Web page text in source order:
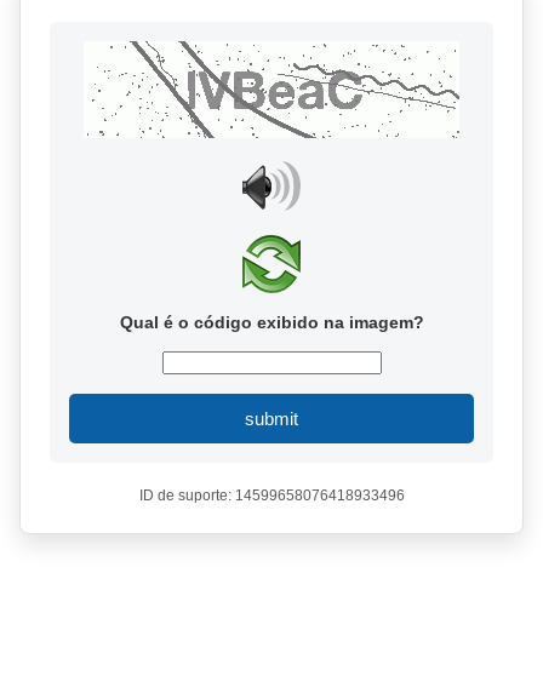
Qual é o código exibido na imagem?
submit
ID de suporte: 14599658076418933496